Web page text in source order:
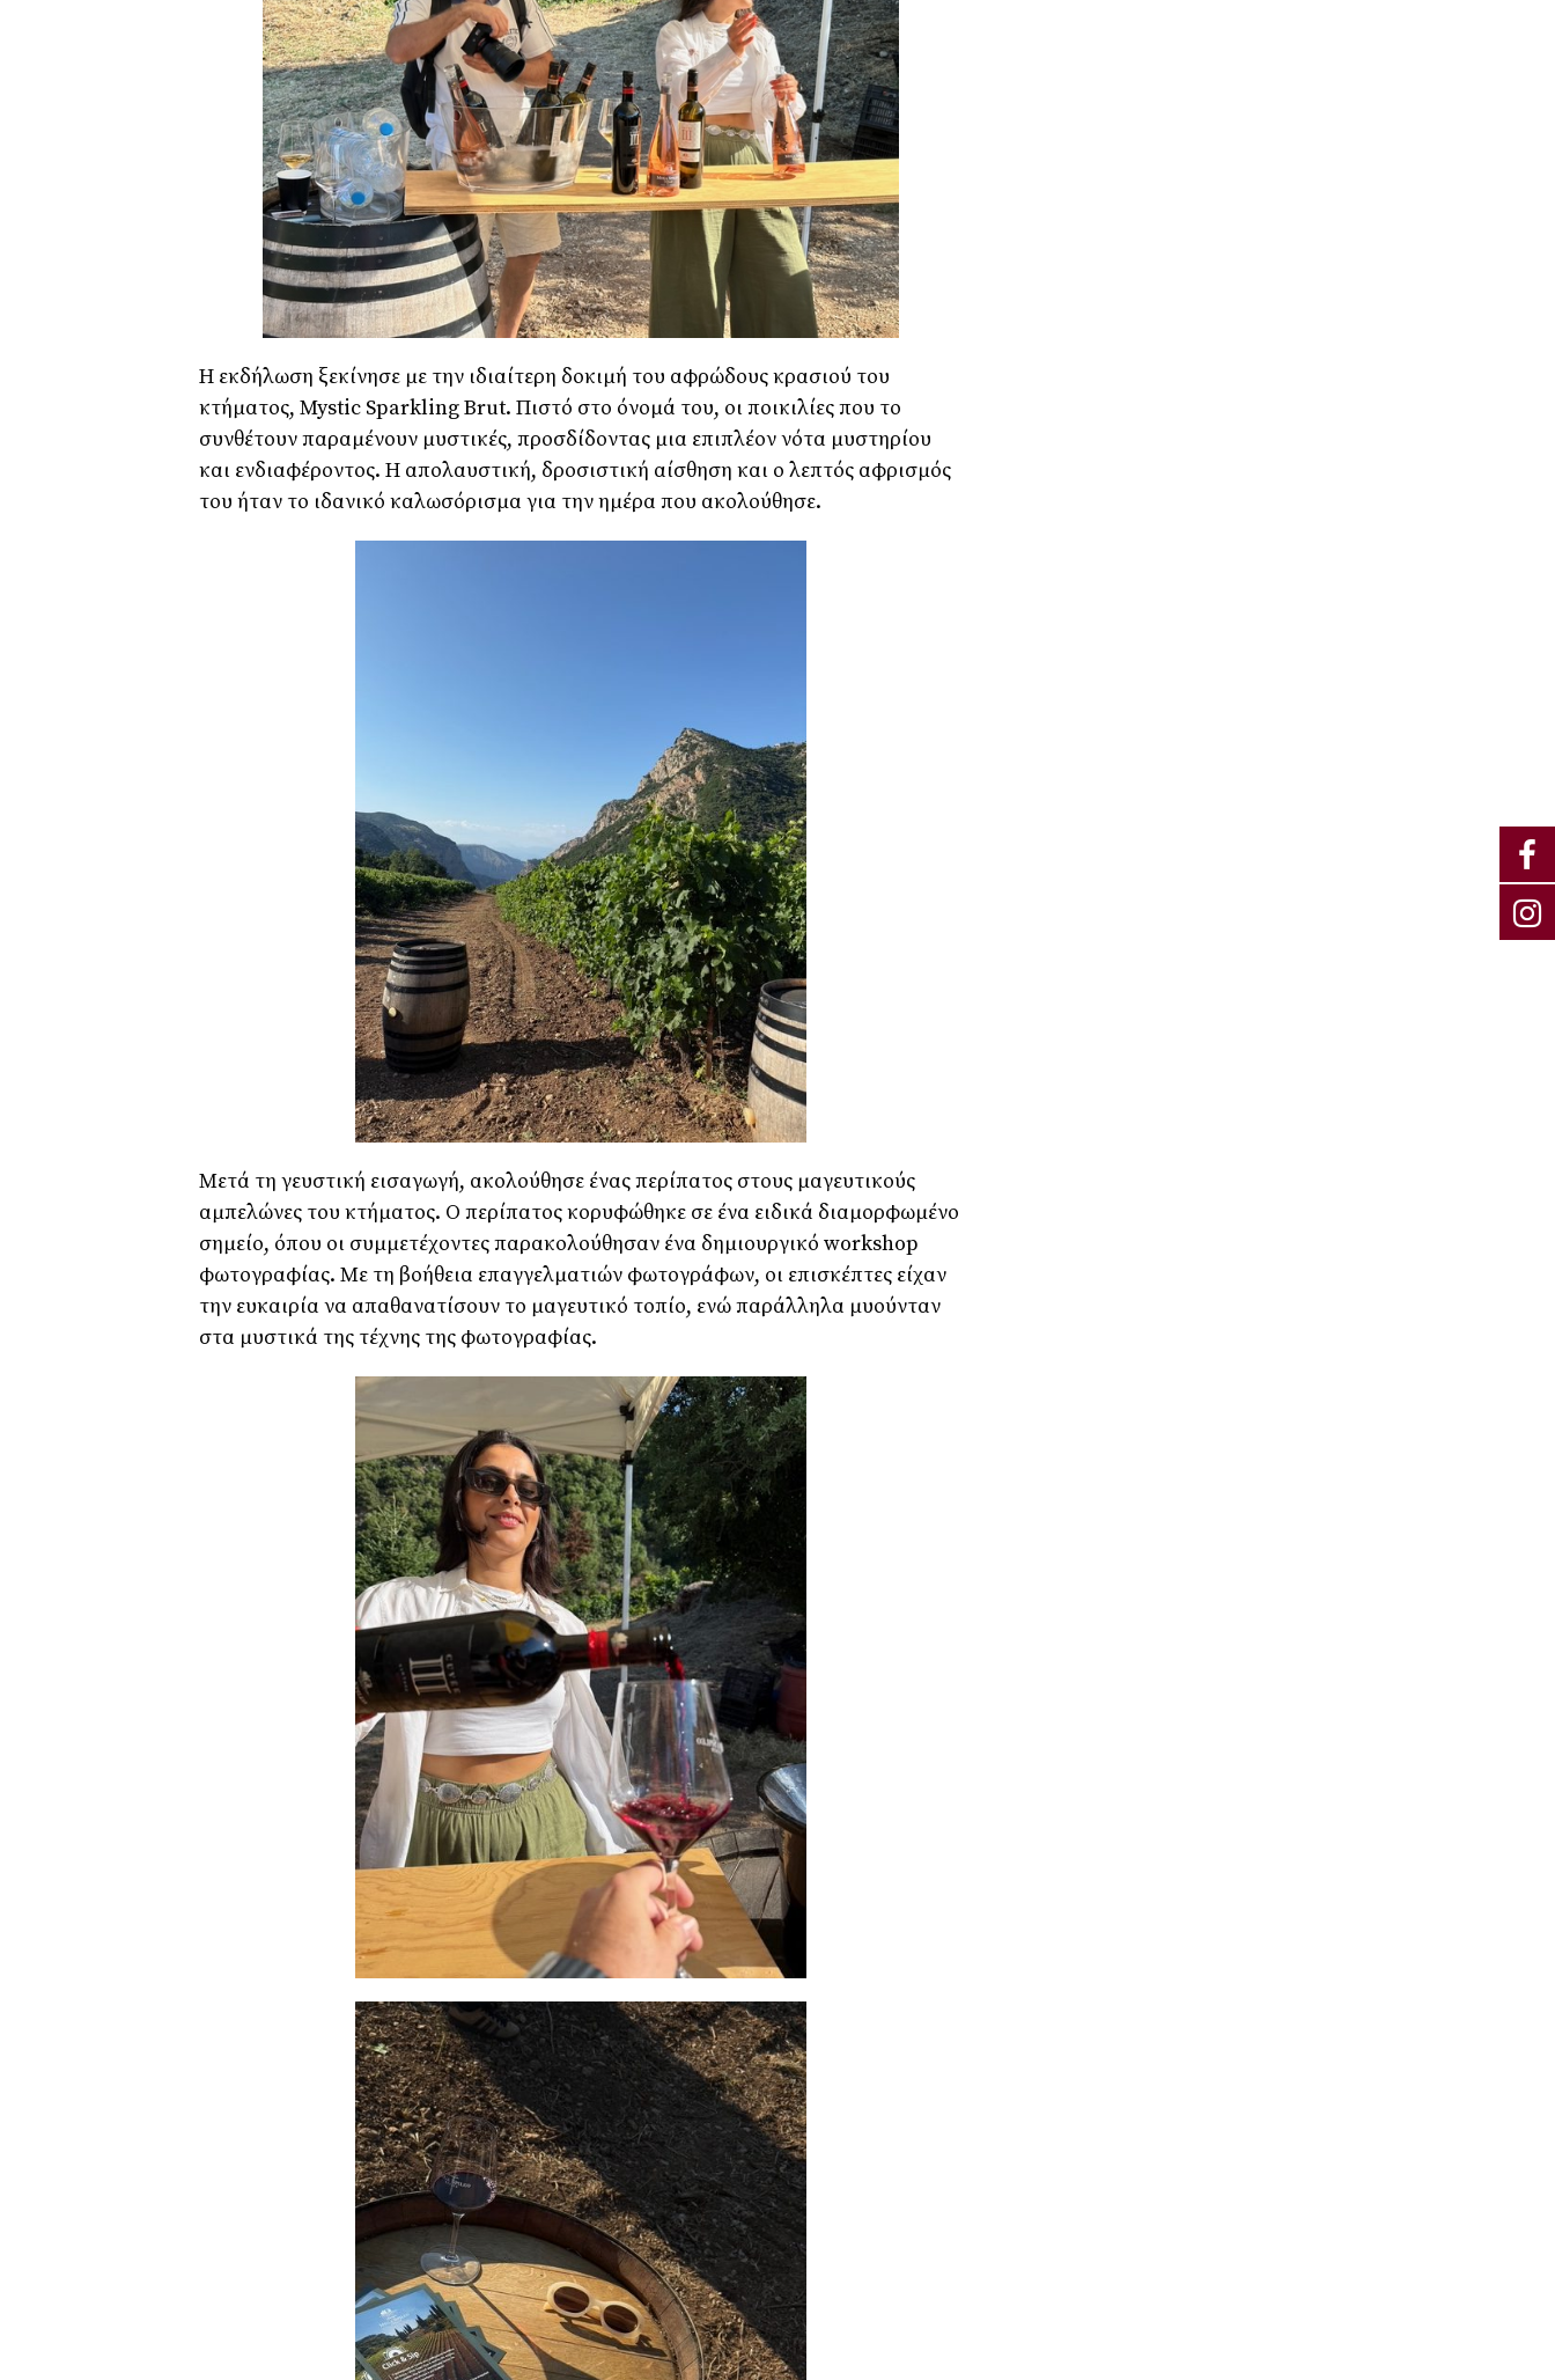
Η εκδήλωση ξεκίνησε με την ιδιαίτερη δοκιμή του αφρώδους κρασιού του
κτήματος, Mystic Sparkling Brut. Πιστό στο όνομά του, οι ποικιλίες που το
συνθέτουν παραμένουν μυστικές, προσδίδοντας μια επιπλέον νότα μυστηρίου
και ενδιαφέροντος. Η απολαυστική, δροσιστική αίσθηση και ο λεπτός αφρισμός
του ήταν το ιδανικό καλωσόρισμα για την ημέρα που ακολούθησε.
Μετά τη γευστική εισαγωγή, ακολούθησε ένας περίπατος στους μαγευτικούς
αμπελώνες του κτήματος. Ο περίπατος κορυφώθηκε σε ένα ειδικά διαμορφωμένο
σημείο, όπου οι συμμετέχοντες παρακολούθησαν ένα δημιουργικό workshop
φωτογραφίας. Με τη βοήθεια επαγγελματιών φωτογράφων, οι επισκέπτες είχαν
την ευκαιρία να απαθανατίσουν το μαγευτικό τοπίο, ενώ παράλληλα μυούνταν
στα μυστικά της τέχνης της φωτογραφίας.